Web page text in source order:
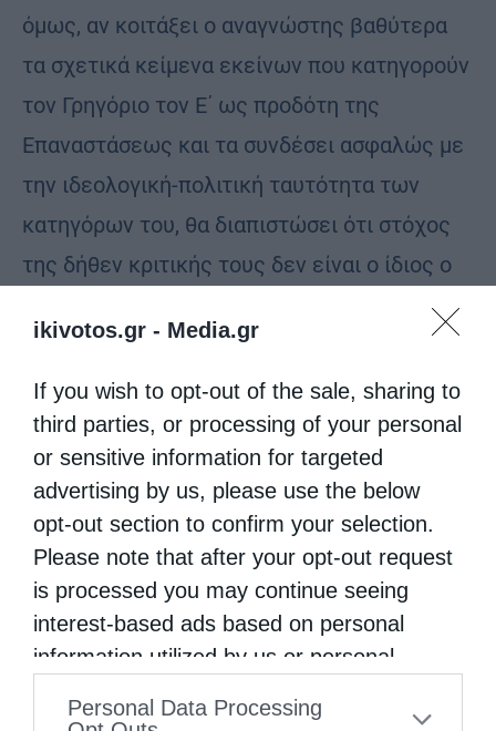
ikivotos.gr - Media.gr
If you wish to opt-out of the sale, sharing to
third parties, or processing of your personal
or sensitive information for targeted
advertising by us, please use the below
opt-out section to confirm your selection.
Please note that after your opt-out request
is processed you may continue seeing
interest-based ads based on personal
information utilized by us or personal
to your opt-out. You may separately opt-out
Personal Data Processing
όμως, αν κοιτάξει ο αναγνώστης βαθύτερα
τα σχετικά κείμενα εκείνων που κατηγορούν
τον Γρηγόριο τον Ε΄ ως προδότη της
Επαναστάσεως και τα συνδέσει ασφαλώς με
την ιδεολογική-πολιτική ταυτότητα των
κατηγόρων του, θα διαπιστώσει ότι στόχος
της δήθεν κριτικής τους δεν είναι ο ίδιος ο
Πατριάρχης, αλλά αφ’ ενός μεν η Εκκλησία,
την οποία αυτός εκπροσωπεί, αφ’ ετέρου δε
ο άρρηκτα συνδεδεμένος με την Εκκλησία
παραδοσιακός πατριωτισμός μαζί με τις
συναφείς αξίες που προβάλλει η αυτοθυσία
του.
Δεν είναι τυχαίο το γεγονός ότι όλοι οι
κατήγοροι του Γρηγορίου του Ε΄ είναι άθεοι
και εθνομηδενιστές. Αυτό βέβαια το
στοιχείο από μόνο του δεν είναι επαρκές για
να χαρακτηρισθεί ως χαλκευμένη η σχετική